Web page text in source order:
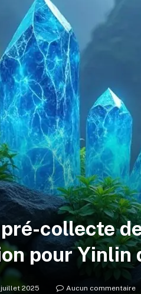
collecte
pour
juillet 2025 Aucun commentaire